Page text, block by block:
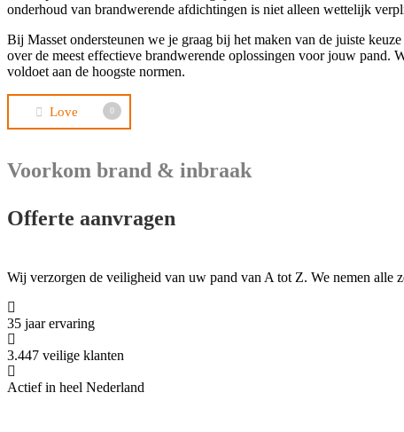
onderhoud van brandwerende afdichtingen is niet alleen wettelijk
Bij Masset ondersteunen we je graag bij het maken van de juiste
over de meest effectieve brandwerende oplossingen voor jouw
voldoet aan de hoogste normen.
Love 0
Voorkom brand & inbraak
Offerte aanvragen
Wij verzorgen de veiligheid van uw pand van A tot Z. We nemen alle
35 jaar ervaring
3.447 veilige klanten
Actief in heel Nederland